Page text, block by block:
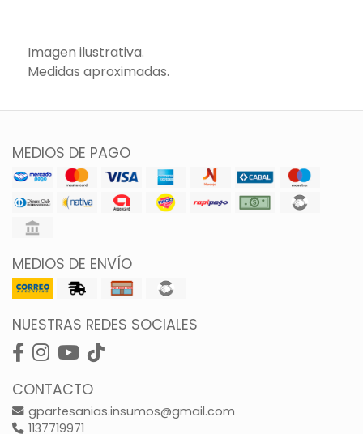
Imagen ilustrativa.
Medidas aproximadas.
MEDIOS DE PAGO
MEDIOS DE ENVÍO
NUESTRAS REDES SOCIALES
CONTACTO
gpartesanias.insumos@gmail.com
1137719971